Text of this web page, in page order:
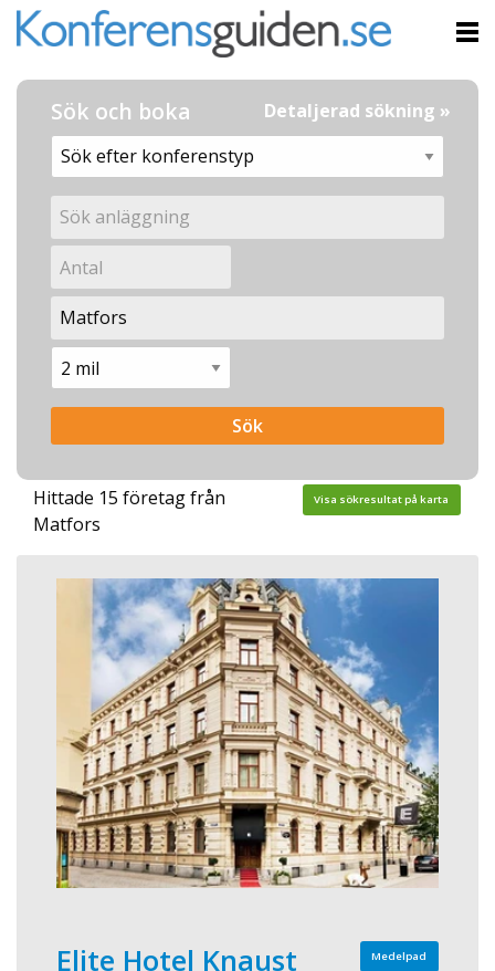
Sök och boka Detaljerad sökning »
Hittade 15 företag från
Matfors
Visa sökresultat på karta
Medelpad
Elite Hotel Knaust